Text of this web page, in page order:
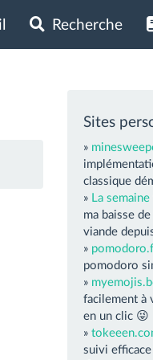
Recherche
Sites
»
classique
» La
ma baisse
viande
»
pomodoro
»
facilement à
en un clic 😜
»
suivi